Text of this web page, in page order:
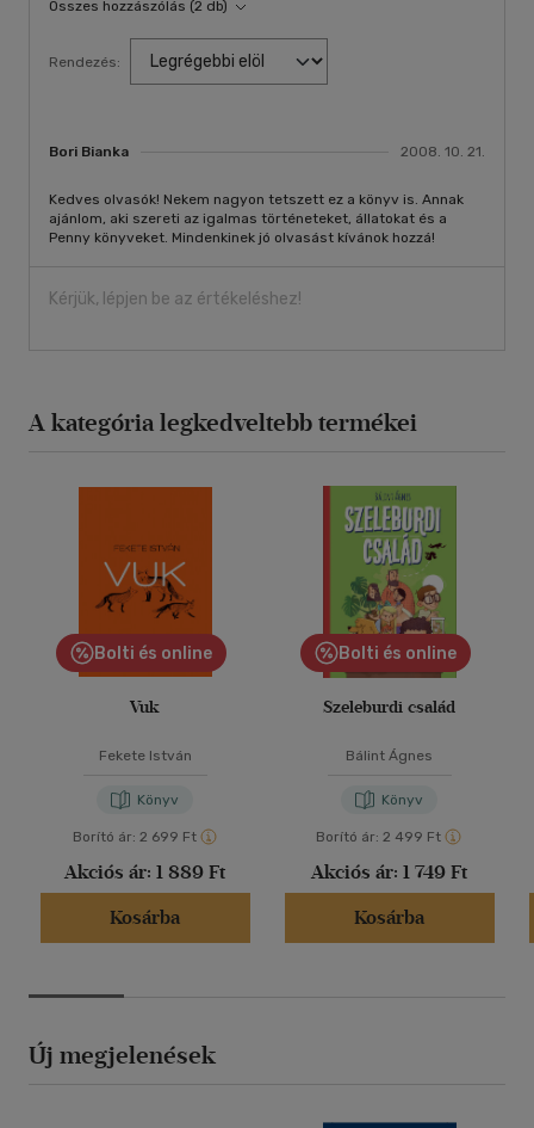
Összes hozzászólás (2 db)
Rendezés:
Bori Bianka 2008. 10. 21.
Kedves olvasók! Nekem nagyon tetszett ez a könyv is. Annak
ajánlom, aki szereti az igalmas történeteket, állatokat és a
Penny könyveket. Mindenkinek jó olvasást kívánok hozzá!
Kérjük, lépjen be az értékeléshez!
A kategória legkedveltebb termékei
Bolti és online
Vuk
Fekete István
Könyv
Borító ár: 2 699 Ft
Akciós ár: 1 889 Ft
Kosárba
Bolti és online
Szeleburdi család
Bálint Ágnes
Könyv
Borító ár: 2 499 Ft
Akciós ár: 1 749 Ft
Kosárba
Új megjelenések